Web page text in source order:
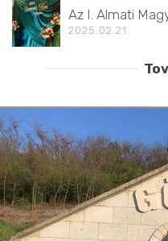
Az I. Almati
2025.02.21.